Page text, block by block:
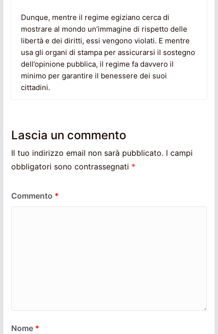
Dunque, mentre il regime egiziano cerca di
mostrare al mondo un’immagine di rispetto delle
libertà e dei diritti, essi vengono violati. E mentre
usa gli organi di stampa per assicurarsi il sostegno
dell’opinione pubblica, il regime fa davvero il
minimo per garantire il benessere dei suoi
cittadini.
Lascia un commento
Il tuo indirizzo email non sarà pubblicato. I campi
obbligatori sono contrassegnati *
Commento *
Nome *